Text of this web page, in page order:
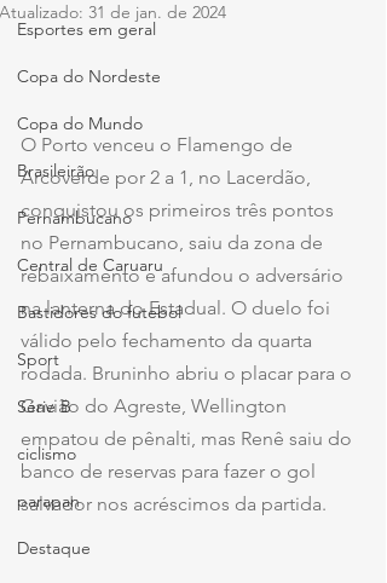
Esportes em geral
Copa do Nordeste
Copa do Mundo
Brasileirão
Pernambucano
Central de Caruaru
Bastidores do futebol
Sport
Série B
ciclismo
parapan
Destaque
Atualizado: 31 de jan. de 2024
O Porto venceu o Flamengo de
Arcoverde por 2 a 1, no Lacerdão,
conquistou os primeiros três pontos
no Pernambucano, saiu da zona de
rebaixamento e afundou o adversário
na lanterna do Estadual. O duelo foi
válido pelo fechamento da quarta
rodada. Bruninho abriu o placar para o
Gavião do Agreste, Wellington
empatou de pênalti, mas Renê saiu do
banco de reservas para fazer o gol
salvador nos acréscimos da partida.